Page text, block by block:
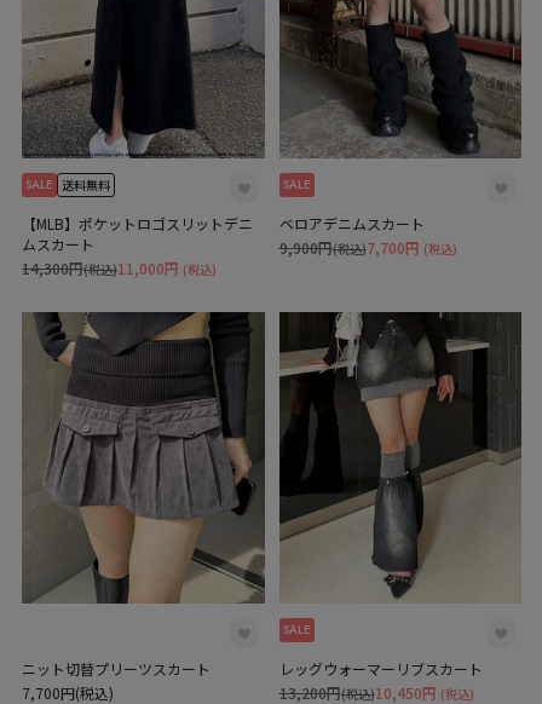
SALE 送料無料
【MLB】ポケットロゴスリットデニ
ムスカート
11,000円 (税込)
14,300円(税込)
SALE
ベロアデニムスカート
7,700円 (税込)
9,900円(税込)
ニット切替プリーツスカート
7,700円(税込)
SALE
レッグウォーマーリブスカート
10,450円 (税込)
13,200円(税込)